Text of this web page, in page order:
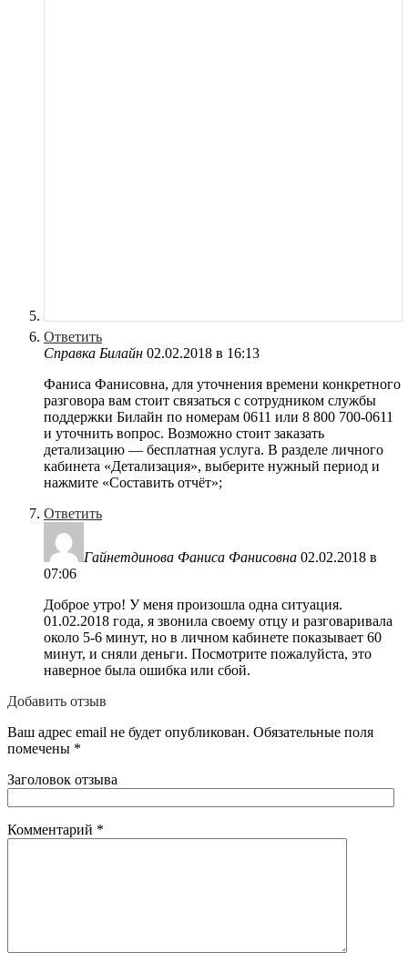
Ответить
Справка Билайн 02.02.2018 в 16:13
Фаниса Фанисовна, для уточнения времени конкретного
разговора вам стоит связаться с сотрудником службы
поддержки Билайн по номерам 0611 или 8 800 700-0611
и уточнить вопрос. Возможно стоит заказать
детализацию — бесплатная услуга. В разделе личного
кабинета «Детализация», выберите нужный период и
нажмите «Составить отчёт»;
Ответить
Гайнетдинова Фаниса Фанисовна 02.02.2018 в
07:06
Доброе утро! У меня произошла одна ситуация.
01.02.2018 года, я звонила своему отцу и разговаривала
около 5-6 минут, но в личном кабинете показывает 60
минут, и сняли деньги. Посмотрите пожалуйста, это
наверное была ошибка или сбой.
Добавить отзыв
Ваш адрес email не будет опубликован. Обязательные поля
помечены *
Заголовок отзыва
Комментарий *